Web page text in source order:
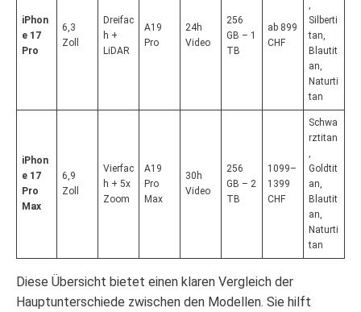
iPhon
e 17
Pro
6,3
Zoll
Dreifac
h +
LiDAR
A19
Pro
24h
Video
256
GB – 1
TB
ab 899
CHF
,
Silberti
tan,
Blautit
an,
Naturti
tan
iPhon
e 17
Pro
Max
6,9
Zoll
Vierfac
h + 5x
Zoom
A19
Pro
Max
30h
Video
256
GB – 2
TB
1099–
1399
CHF
Schwa
rztitan
,
Goldtit
an,
Blautit
an,
Naturti
tan
Diese Übersicht bietet einen klaren Vergleich der
Hauptunterschiede zwischen den Modellen. Sie hilft